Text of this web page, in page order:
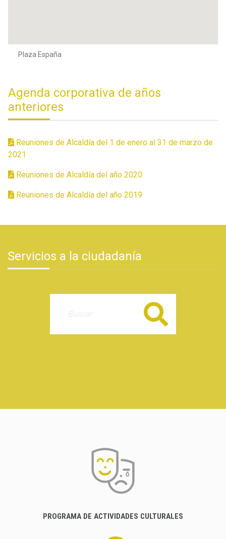
Plaza España
Agenda corporativa de años
anteriores
Reuniones de Alcaldía del 1 de enero al 31 de marzo de
2021
Reuniones de Alcaldía del año 2020
Reuniones de Alcaldía del año 2019
Servicios a la ciudadanía
Buscar
PROGRAMA DE ACTIVIDADES CULTURALES